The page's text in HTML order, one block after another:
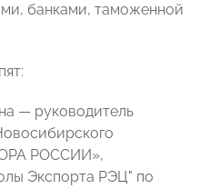
банками, таможенной
— руководитель
РОССИИ»,
Экспорта РЭЦ" по